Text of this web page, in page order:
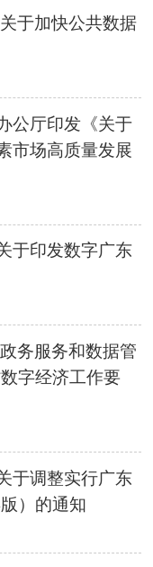
于加快公共数据
公厅印发《关于
市场高质量发展
于印发数字广东
务服务和数据管
字经济工作要
于调整实行广东
）的通知